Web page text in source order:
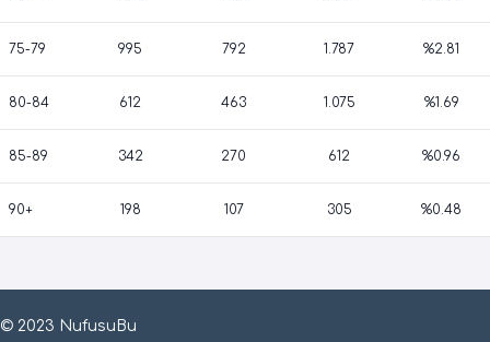
75-79 995 792 1.787 %2.81
80-84 612 463 1.075 %1.69
85-89 342 270 612 %0.96
90+ 198 107 305 %0.48
© 2023 NufusuBu